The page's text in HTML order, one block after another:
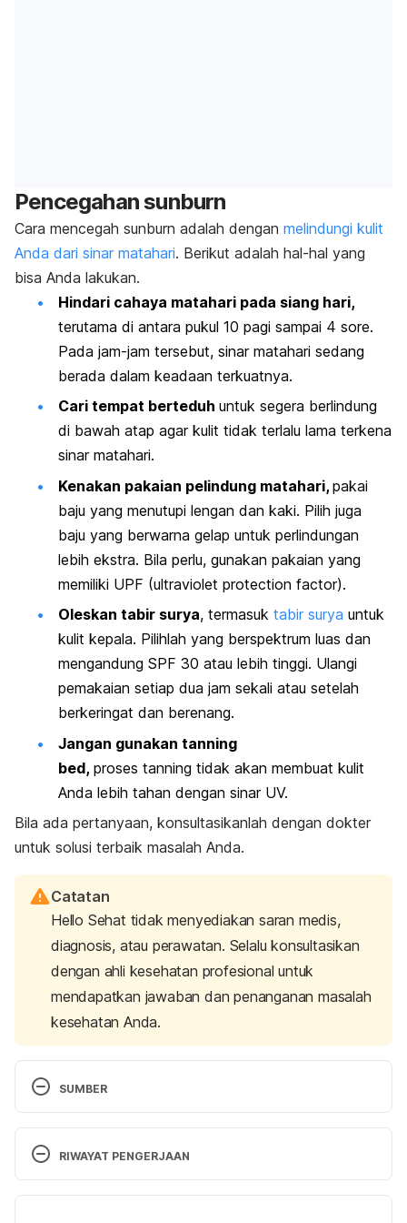
Pencegahansunburn
Cara mencegah sunburn adalah dengan melindungi kulit
Anda dari sinar matahari. Berikut adalah hal-hal yang
bisa Anda lakukan.
Hindari cahaya matahari pada siang hari,
terutama di antara pukul 10 pagi sampai 4 sore.
Pada jam-jam tersebut, sinar matahari sedang
berada dalam keadaan terkuatnya.
Cari tempat berteduh untuk segera berlindung
di bawah atap agar kulit tidak terlalu lama terkena
sinar matahari.
Kenakan pakaian pelindung matahari, pakai
baju yang menutupi lengan dan kaki. Pilih juga
baju yang berwarna gelap untuk perlindungan
lebih ekstra. Bila perlu, gunakan pakaian yang
memiliki UPF (ultraviolet protection factor).
Oleskan tabir surya, termasuk tabir surya untuk
kulit kepala. Pilihlah yang berspektrum luas dan
mengandung SPF 30 atau lebih tinggi. Ulangi
pemakaian setiap dua jam sekali atau setelah
berkeringat dan berenang.
Jangan gunakan tanning
bed, proses tanning tidak akan membuat kulit
Anda lebih tahan dengan sinar UV.
Bila ada pertanyaan, konsultasikanlah dengan dokter
untuk solusi terbaik masalah Anda.
Catatan
Hello Sehat tidak menyediakan saran medis,
diagnosis, atau perawatan. Selalu konsultasikan
dengan ahli kesehatan profesional untuk
mendapatkan jawaban dan penanganan masalah
kesehatan Anda.
SUMBER
(2022). Retrieved 15 May 2023, from
https://medlineplus.gov/ency/article/003227.htm
RIWAYAT PENGERJAAN